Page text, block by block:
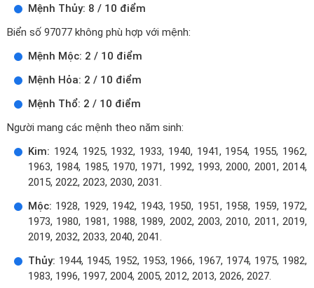
Mệnh Thủy: 8 / 10 điểm
Biển số 97077 không phù hợp với mệnh:
Mệnh Mộc: 2 / 10 điểm
Mệnh Hỏa: 2 / 10 điểm
Mệnh Thổ: 2 / 10 điểm
Người mang các mệnh theo năm sinh:
Kim: 1924, 1925, 1932, 1933, 1940, 1941, 1954, 1955, 1962,
1963, 1984, 1985, 1970, 1971, 1992, 1993, 2000, 2001, 2014,
2015, 2022, 2023, 2030, 2031.
Mộc: 1928, 1929, 1942, 1943, 1950, 1951, 1958, 1959, 1972,
1973, 1980, 1981, 1988, 1989, 2002, 2003, 2010, 2011, 2019,
2019, 2032, 2033, 2040, 2041.
Thủy: 1944, 1945, 1952, 1953, 1966, 1967, 1974, 1975, 1982,
1983, 1996, 1997, 2004, 2005, 2012, 2013, 2026, 2027.